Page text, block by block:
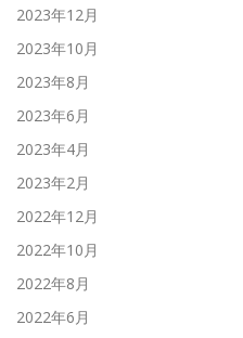
2023年12月
2023年10月
2023年8月
2023年6月
2023年4月
2023年2月
2022年12月
2022年10月
2022年8月
2022年6月